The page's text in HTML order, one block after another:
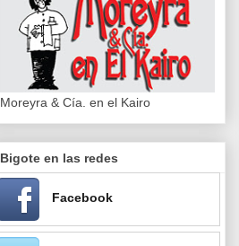
Moreyra & Cía. en el Kairo
Bigote en las redes
Facebook